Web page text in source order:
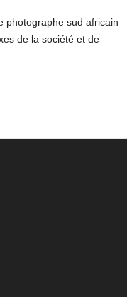
photographe sud africain
de la société et de